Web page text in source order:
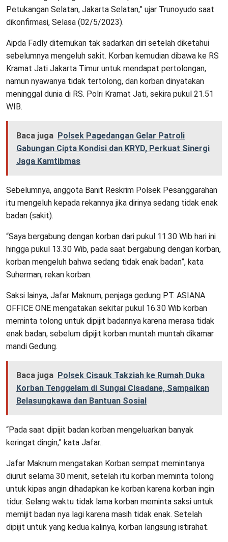
Petukangan Selatan, Jakarta Selatan,” ujar Trunoyudo saat
dikonfirmasi, Selasa (02/5/2023).
Aipda Fadly ditemukan tak sadarkan diri setelah diketahui
sebelumnya mengeluh sakit. Korban kemudian dibawa ke RS
Kramat Jati Jakarta Timur untuk mendapat pertolongan,
namun nyawanya tidak tertolong, dan korban dinyatakan
meninggal dunia di RS. Polri Kramat Jati, sekira pukul 21.51
WIB.
Baca juga Polsek Pagedangan Gelar Patroli
Gabungan Cipta Kondisi dan KRYD, Perkuat Sinergi
Jaga Kamtibmas
Sebelumnya, anggota Banit Reskrim Polsek Pesanggarahan
itu mengeluh kepada rekannya jika dirinya sedang tidak enak
badan (sakit).
“Saya bergabung dengan korban dari pukul 11.30 Wib hari ini
hingga pukul 13.30 Wib, pada saat bergabung dengan korban,
korban mengeluh bahwa sedang tidak enak badan”, kata
Suherman, rekan korban.
Saksi lainya, Jafar Maknum, penjaga gedung PT. ASIANA
OFFICE ONE mengatakan sekitar pukul 16.30 Wib korban
meminta tolong untuk dipijit badannya karena merasa tidak
enak badan, sebelum dipijit korban muntah muntah dikamar
mandi Gedung.
Baca juga Polsek Cisauk Takziah ke Rumah Duka
Korban Tenggelam di Sungai Cisadane, Sampaikan
Belasungkawa dan Bantuan Sosial
“Pada saat dipijit badan korban mengeluarkan banyak
keringat dingin,” kata Jafar..
Jafar Maknum mengatakan Korban sempat memintanya
diurut selama 30 menit, setelah itu korban meminta tolong
untuk kipas angin dihadapkan ke korban karena korban ingin
tidur. Selang waktu tidak lama korban meminta saksi untuk
memijit badan nya lagi karena masih tidak enak. Setelah
dipijit untuk yang kedua kalinya, korban langsung istirahat.